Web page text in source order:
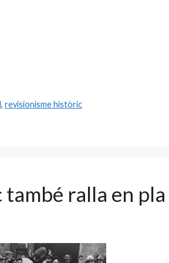
,revisionisme històric
ralla en pla